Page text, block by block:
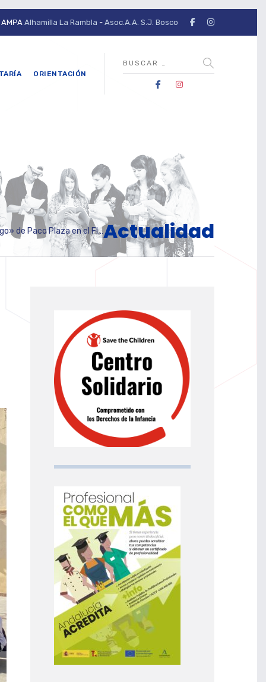
AMPA Alhamilla La Rambla - Asoc.A.A. S.J. Bosco
ORIENTACIÓN
Actualidad
Plaza en el FICAL 2024